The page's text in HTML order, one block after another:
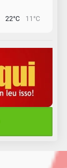
22°C 11°C
16°C 12°C